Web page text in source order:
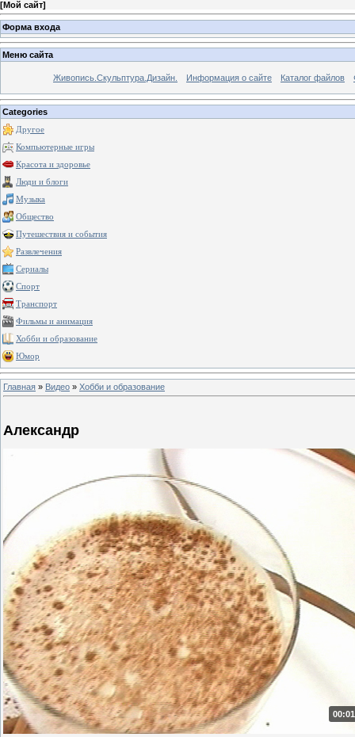
[Мой сайт]
Форма входа
Меню сайта
Живопись.Скульптура.Дизайн. Информация о сайте Каталог файлов
Categories
Другое
Компьютерные игры
Красота и здоровье
Люди и блоги
Музыка
Общество
Путешествия и события
Развлечения
Сериалы
Спорт
Транспорт
Фильмы и анимация
Хобби и образование
Юмор
Главная » Видео » Хобби и образование
Александр